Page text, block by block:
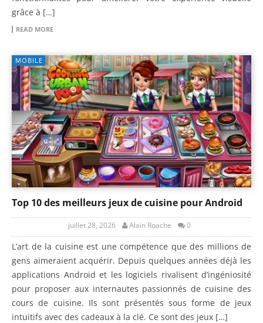
grâce à […]
READ MORE
MOBILE
Top 10 des meilleurs jeux de cuisine pour Android
juillet 28, 2026 Alain Roache 0
L’art de la cuisine est une compétence que des millions de
gens aimeraient acquérir. Depuis quelques années déjà les
applications Android et les logiciels rivalisent d’ingéniosité
pour proposer aux internautes passionnés de cuisine des
cours de cuisine. Ils sont présentés sous forme de jeux
intuitifs avec des cadeaux à la clé. Ce sont des jeux […]